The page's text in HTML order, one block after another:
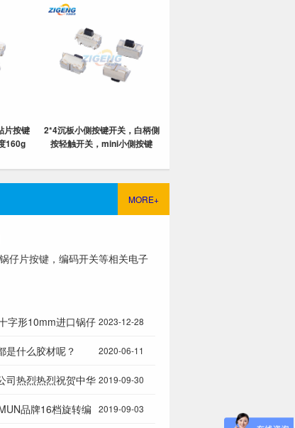
片按键
160g
2*4沉板小側按键开关，白柄側
按轻触开关，mini小側按键
MORE+
仔片按键，编码开关等相关电子
字形10mm进口锅仔
Snaptron美国品牌
2023-12-28
是什么胶材呢？ 2020-06-11
司热烈热烈祝贺中华 2019-09-30
品牌16档旋转编 2019-09-03